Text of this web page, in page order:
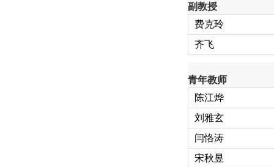
副教授
费克玲
齐飞
青年教师
陈江烨
刘雅玄
闫恪涛
宋秋昱